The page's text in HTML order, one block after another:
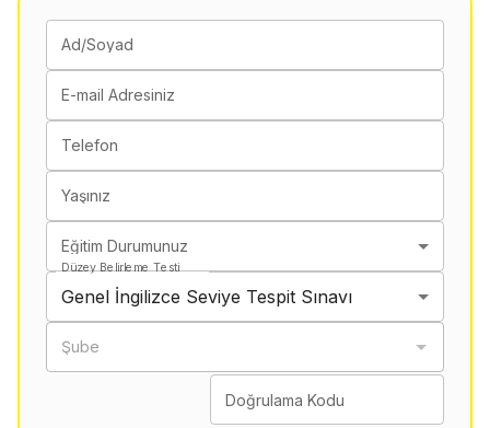
Ad/Soyad
E-mail Adresiniz
Telefon
Yaşınız
Eğitim Durumunuz
Düzey Belirleme Testi
Genel İngilizce Seviye Tespit Sınavı
Şube
Doğrulama Kodu